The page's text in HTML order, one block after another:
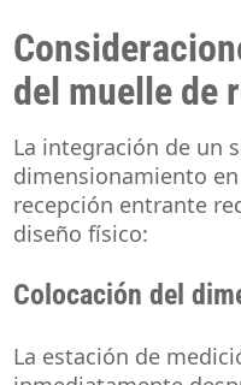
del muelle de
La integración de un
dimensionamiento
recepción entrante
diseño físico:
Colocación del
La estación de